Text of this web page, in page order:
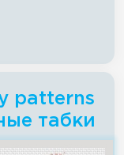
patterns
табки